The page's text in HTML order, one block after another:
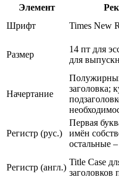
Элемент
Шрифт
Times New
Размер
14 пт для
для
Начертание
заголовка;
Регистр (рус.)
Первая
имён
остальные
Регистр (англ.)
Title Case
заголовков